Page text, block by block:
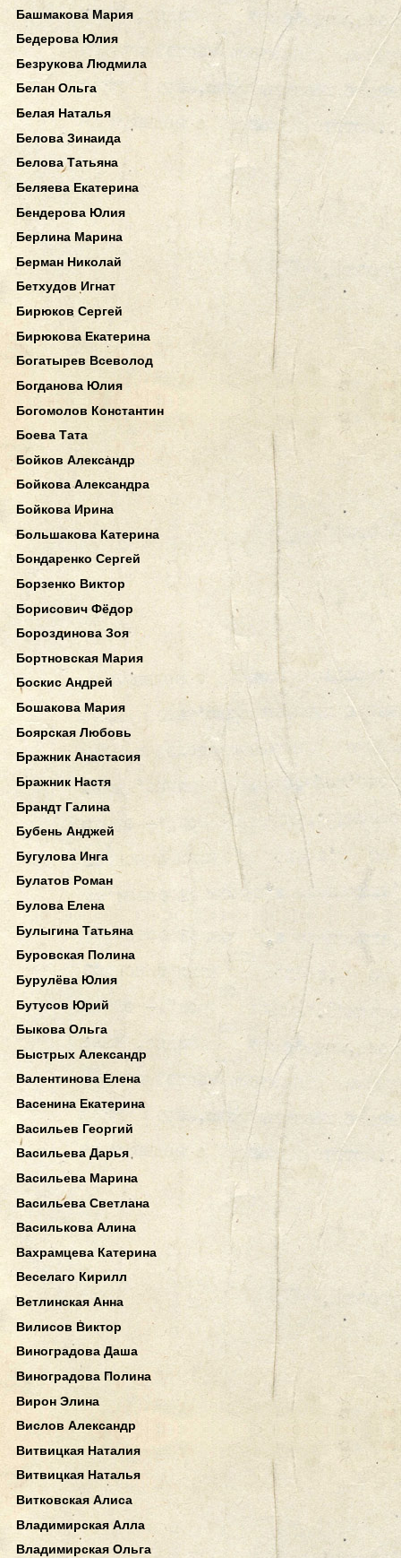
Башмакова Мария
Бедерова Юлия
Безрукова Людмила
Белан Ольга
Белая Наталья
Белова Зинаида
Белова Татьяна
Беляева Екатерина
Бендерова Юлия
Берлина Марина
Берман Николай
Бетхудов Игнат
Бирюков Сергей
Бирюкова Екатерина
Богатырев Всеволод
Богданова Юлия
Богомолов Константин
Боева Тата
Бойков Александр
Бойкова Александра
Бойкова Ирина
Большакова Катерина
Бондаренко Сергей
Борзенко Виктор
Борисович Фёдор
Бороздинова Зоя
Бортновская Мария
Боскис Андрей
Бошакова Мария
Боярская Любовь
Бражник Анастасия
Бражник Настя
Брандт Галина
Бубень Анджей
Бугулова Инга
Булатов Роман
Булова Елена
Булыгина Татьяна
Буровская Полина
Бурулёва Юлия
Бутусов Юрий
Быкова Ольга
Быстрых Александр
Валентинова Елена
Васенина Екатерина
Васильев Георгий
Васильева Дарья
Васильева Марина
Васильева Светлана
Василькова Алина
Вахрамцева Катерина
Веселаго Кирилл
Ветлинская Анна
Вилисов Виктор
Виноградова Даша
Виноградова Полина
Вирон Элина
Вислов Александр
Витвицкая Наталия
Витвицкая Наталья
Витковская Алиса
Владимирская Алла
Владимирская Ольга